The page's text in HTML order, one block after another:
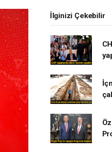
İlginizi Çekebilir